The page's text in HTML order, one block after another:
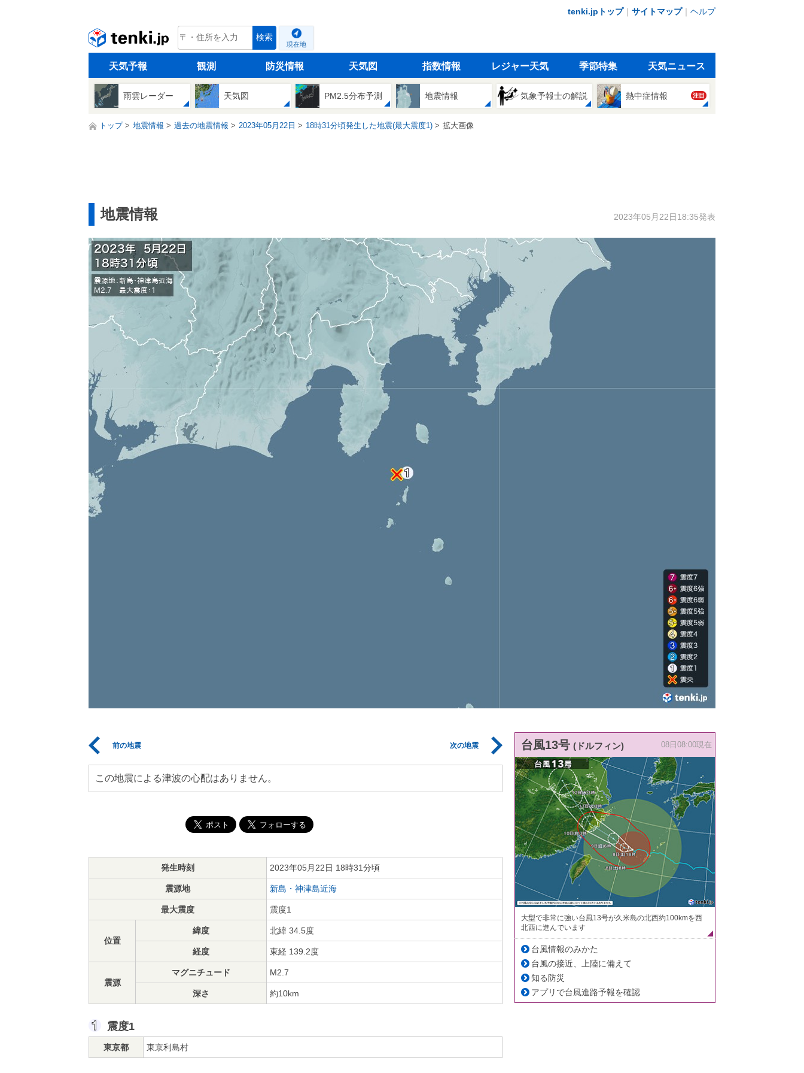
tenki.jpトップ｜ サイトマップ｜ ヘルプ
tenki.jp 検索
現在地
天気予報 観測 防災情報 天気図 指数情報 レジャー天気 季節特集 天気ニュース
雨雲レーダー 天気図 PM2.5分布予測 地震情報 気象予報士の解説 熱中症情報 注目
トップ 地震情報 過去の地震情報 2023年05月22日 18時31分頃発生した地震(最大震度1) 拡大画像
地震情報 2023年05月22日18:35発表
前の地震 次の地震
この地震による津波の心配はありません。
発生時刻 2023年05月22日 18時31分頃
震源地 新島・神津島近海
最大震度 震度1
位置
緯度 北緯 34.5度
経度 東経 139.2度
震源
マグニチュード M2.7
深さ 約10km
震度1
東京都 東京利島村
台風13号 (ドルフィン) 08日08:00現在
大型で非常に強い台風13号が久米島の北西約100kmを西
北西に進んでいます
台風情報のみかた
台風の接近、上陸に備えて
知る防災
アプリで台風進路予報を確認